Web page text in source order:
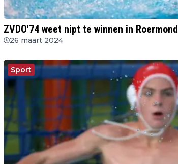
ZVDO'74 weet nipt te winnen in Roermond
26 maart 2024
Sport